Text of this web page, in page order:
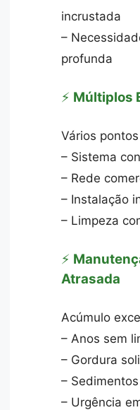
incrustada
–
profunda
⚡ Múltiplos
Vários
– Sistema
– Rede
– Instalação
– Limpeza
⚡
Atrasada
Acúmulo
– Anos sem
– Gordura
–
– Urgência